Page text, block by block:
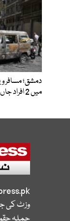
دمشق؛ مسافر
میں 2 افراد جاں بحق اور 13 زخمی
وزٹ کی